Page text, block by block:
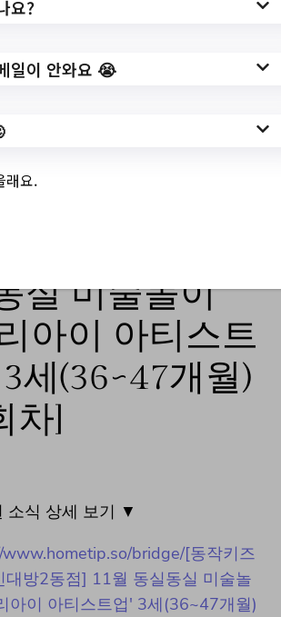
만2~3세 (1회차)/?
실 미술놀이
아이 아티스트
세(36~47개월)
차]
소식 상세 보기 ▼
bridge/[동작키즈
대방2동점] 11월 동실동실 미술놀
아이 아티스트업' 3세(36~47개월)
요?
일이 안와요 😭
래요.